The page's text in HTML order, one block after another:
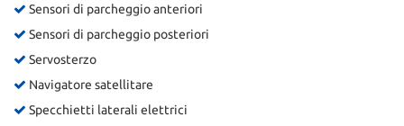
Sensori di parcheggio anteriori
Sensori di parcheggio posteriori
Servosterzo
Navigatore satellitare
Specchietti laterali elettrici